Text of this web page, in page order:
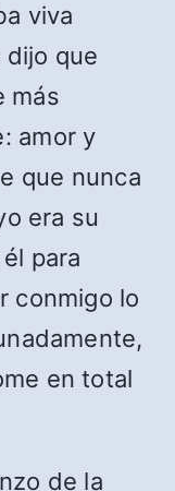
viva
dijo que
más
amor y
que nunca
era su
para
conmigo lo
en total
de la